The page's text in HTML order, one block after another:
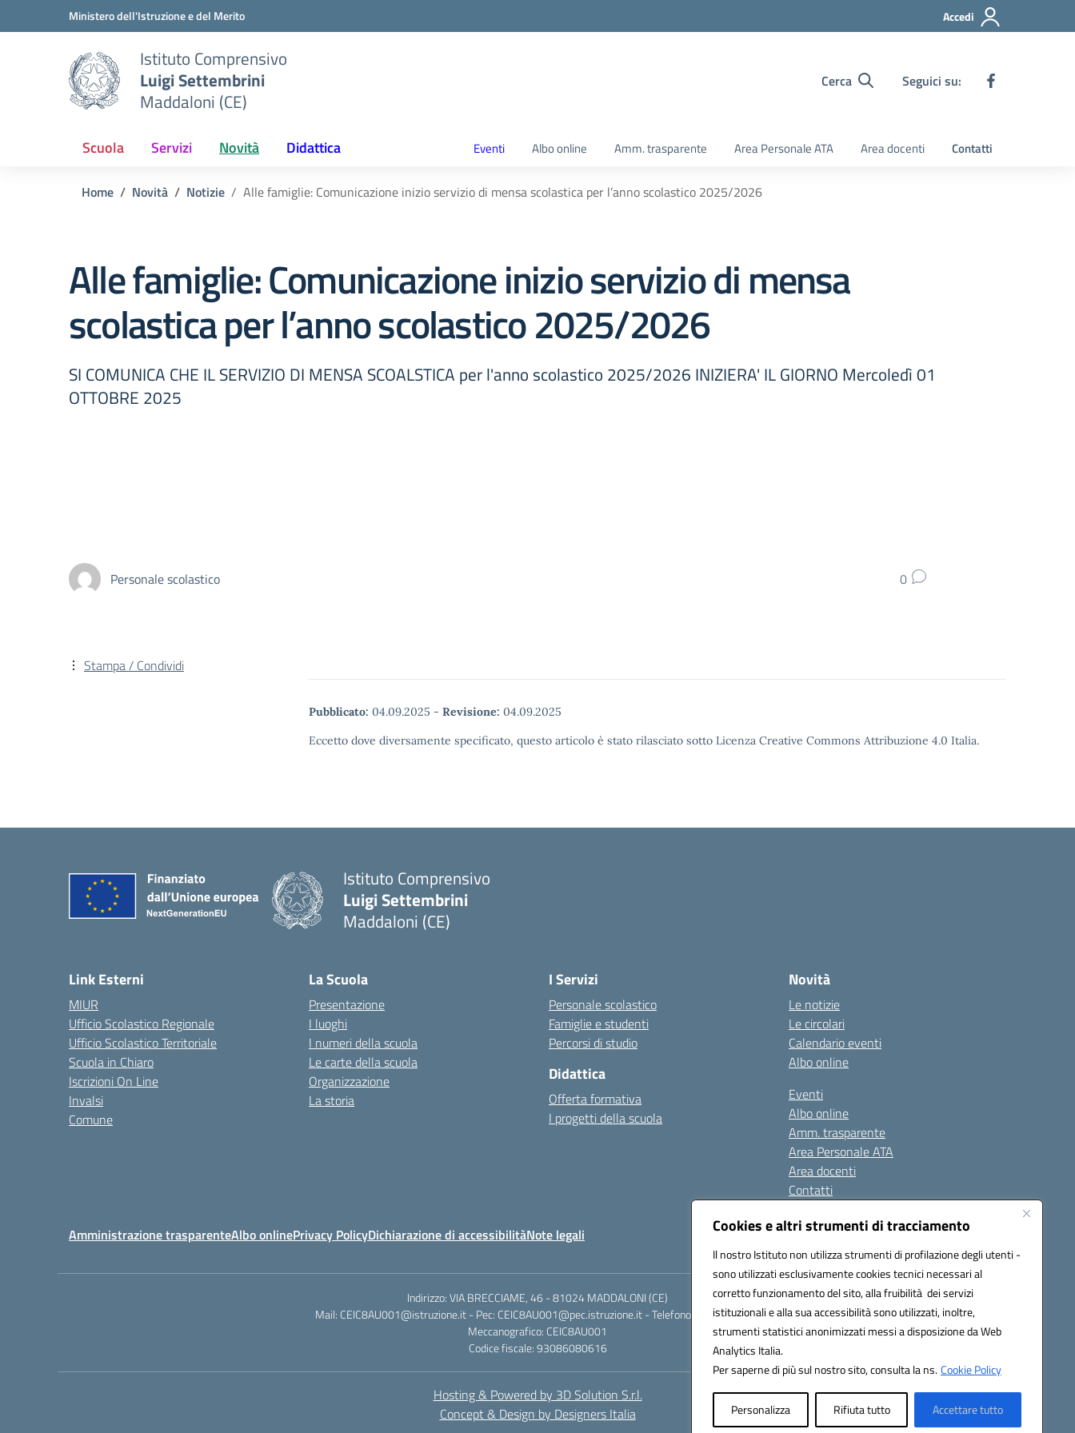
Cookies e altri strumenti di tracciamento
Il nostro Istituto non utilizza strumenti di profilazione degli utenti -
sono utilizzati esclusivamente cookies tecnici necessari al
corretto funzionamento del sito, alla fruibilità dei servizi
istituzionali e alla sua accessibilità sono utilizzati, inoltre,
strumenti statistici anonimizzati messi a disposizione da Web
Analytics Italia.
Per saperne di più sul nostro sito, consulta la ns.Cookie Policy
Personalizza Rifiuta tutto Accettare tutto
Vai ai contenuti
Vai al menu di navigazioneMinistero dell'Istruzione e del Merito Accedi
Istituto Comprensivo
Luigi Settembrini
Maddaloni (CE)
Cerca Seguici su:
Scuola Servizi Novità Didattica Eventi Albo online Amm. trasparente Area Personale ATA Area docenti Contatti
Home Novità Notizie Alle famiglie: Comunicazione inizio servizio di mensa scolastica per l’anno scolastico 2025/2026
Alle famiglie: Comunicazione inizio servizio di mensa
scolastica per l’anno scolastico 2025/2026
SI COMUNICA CHE IL SERVIZIO DI MENSA SCOALSTICA per l'anno scolastico 2025/2026 INIZIERA' IL GIORNO Mercoledì 01
OTTOBRE 2025
Personale scolastico 0
Pubblicato: 04.09.2025 - Revisione: 04.09.2025
Eccetto dove diversamente specificato, questo articolo è stato rilasciato sotto Licenza Creative Commons Attribuzione 4.0 Italia.
Stampa / Condividi
Istituto Comprensivo
Luigi Settembrini
Maddaloni (CE)
Link Esterni
MIUR
Ufficio Scolastico Regionale
Ufficio Scolastico Territoriale
Scuola in Chiaro
Iscrizioni On Line
Invalsi
Comune
La Scuola
Presentazione
I luoghi
I numeri della scuola
Le carte della scuola
Organizzazione
La storia
I Servizi
Personale scolastico
Famiglie e studenti
Percorsi di studio
Didattica
Offerta formativa
I progetti della scuola
Novità
Le notizie
Le circolari
Calendario eventi
Albo online
Eventi
Albo online
Amm. trasparente
Area Personale ATA
Area docenti
Contatti
Amministrazione trasparenteAlbo onlinePrivacy PolicyDichiarazione di accessibilitàNote legali
Indirizzo: VIA BRECCIAME, 46 - 81024 MADDALONI (CE)
Mail: CEIC8AU001@istruzione.it - Pec: CEIC8AU001@pec.istruzione.it - Telefono: 0823408721
Meccanografico: CEIC8AU001
Codice fiscale: 93086080616
Hosting & Powered by 3D Solution S.r.l.
Concept & Design by Designers Italia